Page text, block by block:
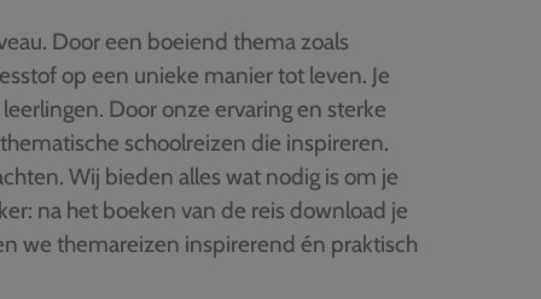
Door een boeiend thema zoals
op een unieke manier tot leven. Je
Door onze ervaring en sterke
schoolreizen die inspireren.
Wij bieden alles wat nodig is om je
na het boeken van de reis download je
we themareizen inspirerend én praktisch